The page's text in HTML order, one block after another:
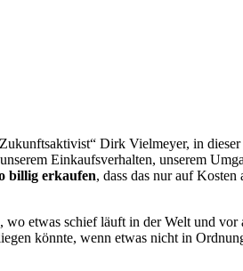
Dirk Vielmeyer, in
Einkaufsverhalten, unserem
billig erkaufen, dass das nur auf Kosten
etwas schief läuft in der Welt und vor
könnte, wenn etwas nicht in